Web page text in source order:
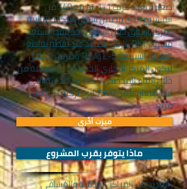
صغيرة بعدد غرف 1+1. تم بيع 40% من
المشروع الذي يتضمن شقق ومكاتب تجارية
ومركز تسوق خلال أسبوع واحد فقط. يستعد
مشروع DKY كارتال الصاعد عند نقطة نقاطع
الطريق السريعة E-5 وTEM وطريق الساحل
ليكون المركز التجاري الجديد في المنطقة من
خلال البناء المخصص للمكاتب التجارية التي
تبدأ أسعارها من 7500 ليرة تركية لكل متر
مربع.
ماذا يتوفر بقرب المشروع
ميزت أخُرى
العديد من المراكز الخدمية والمشافي